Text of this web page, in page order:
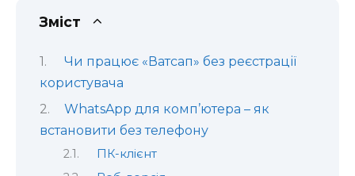
Зміст
Чи працює «Ватсап» без реєстрації
користувача
WhatsApp для комп’ютера – як
встановити без телефону
ПК-клієнт